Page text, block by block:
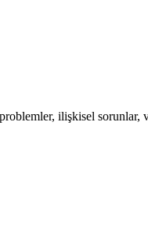
ilişkisel